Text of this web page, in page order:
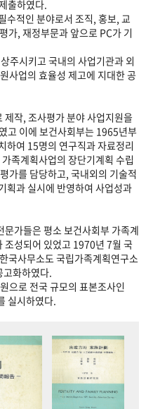
출하였다.
수적인 분야로서 조직, 홍보, 교
가, 재정부문과 앞으로 PC가 기
주시키고 국내의 사업기관과 외
사업의 효율성 제고에 지대한 공
작, 조사평가 분야 사업지원을
고 이에 보건사회부는 1965년부
하여 15명의 연구직과 자료정리
족계획사업의 장단기계획 수립
가를 담당하고, 국내외의 기술적
획과 실시에 반영하여 사업성과
가들은 평소 보건사회부 가족계
조성되어 있었고 1970년 7월 국
국사무소도 국립가족계획연구소
고화하였다.
으로 전국 규모의 표본조사인
실시하였다.